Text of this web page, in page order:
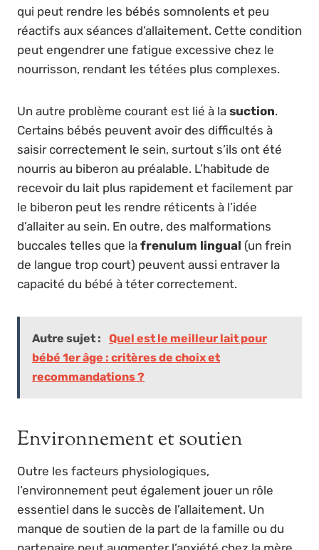
qui peut rendre les bébés somnolents et peu
réactifs aux séances d’allaitement. Cette condition
peut engendrer une fatigue excessive chez le
nourrisson, rendant les tétées plus complexes.
Un autre problème courant est lié à la suction.
Certains bébés peuvent avoir des difficultés à
saisir correctement le sein, surtout s’ils ont été
nourris au biberon au préalable. L’habitude de
recevoir du lait plus rapidement et facilement par
le biberon peut les rendre réticents à l’idée
d’allaiter au sein. En outre, des malformations
buccales telles que la frenulum lingual (un frein
de langue trop court) peuvent aussi entraver la
capacité du bébé à téter correctement.
Autre sujet :
Quel est le meilleur lait pour
bébé 1er âge : critères de choix et
recommandations ?
Environnement et soutien
Outre les facteurs physiologiques,
l’environnement peut également jouer un rôle
essentiel dans le succès de l’allaitement. Un
manque de soutien de la part de la famille ou du